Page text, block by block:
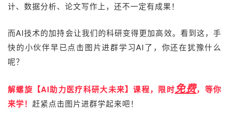
计、数据分析、论文写作上，还不一定有成果！
而AI技术的加持会让我们的科研变得更加高效。 看到这，手
快的小伙伴早已点击图片进群学习AI了，你还在犹豫什么
呢？
解螺旋【AI助力医疗科研大未来】课程，限时免费，等你
来学！ 赶紧点击图片进群学起来吧！